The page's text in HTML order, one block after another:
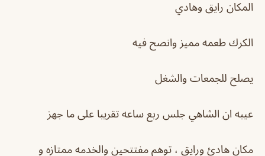
المكان رايق وهادي
الكرك طعمه مميز وانصح فيه
يصلح للجمعات والشغل
عيبه ان الشاهي جلس ربع ساعه تقريبا على ما جهز
مكان هادئ ورايق ، توهم مفتتحين والخدمه ممتازه و